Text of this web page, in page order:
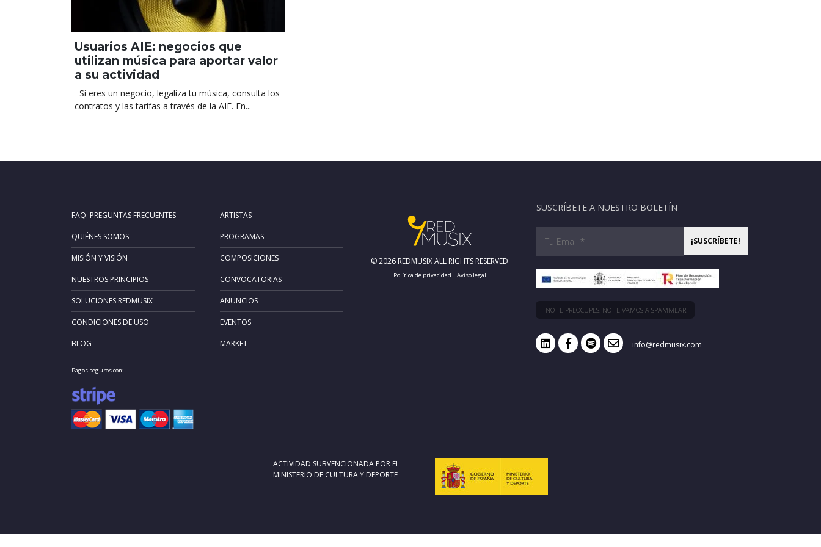
Usuarios AIE: negocios que
utilizan música para aportar valor
a su actividad
Si eres un negocio, legaliza tu música, consulta los
contratos y las tarifas a través de la AIE. En...
FAQ: PREGUNTAS FRECUENTES
QUIÉNES SOMOS
MISIÓN Y VISIÓN
NUESTROS PRINCIPIOS
SOLUCIONES REDMUSIX
CONDICIONES DE USO
BLOG
ARTISTAS
PROGRAMAS
COMPOSICIONES
CONVOCATORIAS
ANUNCIOS
EVENTOS
MARKET
Pagos seguros con:
© 2026 REDMUSIX ALL RIGHTS RESERVED
Política de privacidad | Aviso legal
SUSCRÍBETE A NUESTRO BOLETÍN
NO TE PREOCUPES, NO TE VAMOS A SPAMMEAR.
info@redmusix.com
ACTIVIDAD SUBVENCIONADA POR EL
MINISTERIO DE CULTURA Y DEPORTE